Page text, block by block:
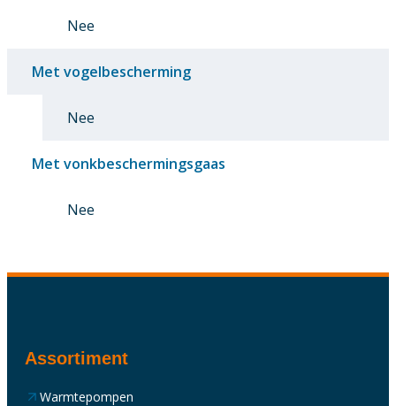
Nee
Met vogelbescherming
Nee
Met vonkbeschermingsgaas
Nee
Assortiment
Warmtepompen